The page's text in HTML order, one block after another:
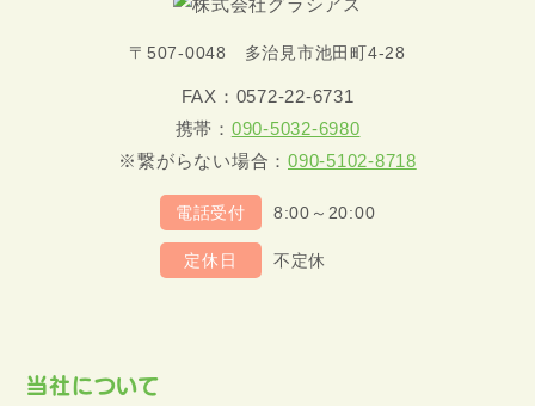
〒507-0048 多治見市池田町4-28
FAX：0572-22-6731
携帯： 090-5032-6980
※繋がらない場合： 090-5102-8718
電話受付 8:00～20:00
定休日 不定休
当社について